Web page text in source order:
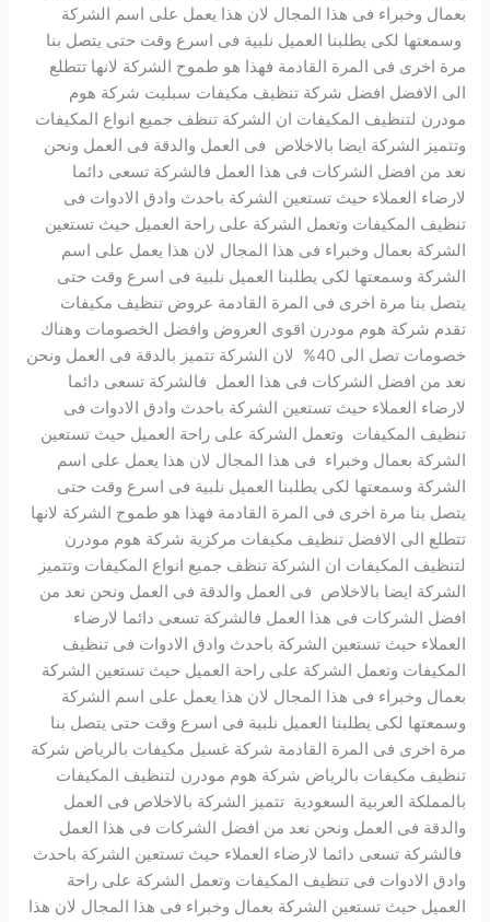
بعمال وخبراء فى هذا المجال لان هذا يعمل على اسم الشركة
وسمعتها لكى يطلبنا العميل نلبية فى اسرع وقت حتى يتصل بنا
مرة اخرى فى المرة القادمة فهذا هو طموح الشركة لانها تتطلع
الى الافضل افضل شركة تنظيف مكيفات سبليت شركة هوم
مودرن لتنظيف المكيفات ان الشركة تنظف جميع انواع المكيفات
وتتميز الشركة ايضا بالاخلاص فى العمل والدقة فى العمل ونحن
نعد من افضل الشركات فى هذا العمل فالشركة تسعى دائما
لارضاء العملاء حيث تستعين الشركة باحدث وادق الادوات فى
تنظيف المكيفات وتعمل الشركة على راحة العميل حيث تستعين
الشركة بعمال وخبراء فى هذا المجال لان هذا يعمل على اسم
الشركة وسمعتها لكى يطلبنا العميل نلبية فى اسرع وقت حتى
يتصل بنا مرة اخرى فى المرة القادمة عروض تنظيف مكيفات
تقدم شركة هوم مودرن اقوى العروض وافضل الخصومات وهناك
خصومات تصل الى 40% لان الشركة تتميز بالدقة فى العمل ونحن
نعد من افضل الشركات فى هذا العمل فالشركة تسعى دائما
لارضاء العملاء حيث تستعين الشركة باحدث وادق الادوات فى
تنظيف المكيفات وتعمل الشركة على راحة العميل حيث تستعين
الشركة بعمال وخبراء فى هذا المجال لان هذا يعمل على اسم
الشركة وسمعتها لكى يطلبنا العميل نلبية فى اسرع وقت حتى
يتصل بنا مرة اخرى فى المرة القادمة فهذا هو طموح الشركة لانها
تتطلع الى الافضل تنظيف مكيفات مركزية شركة هوم مودرن
لتنظيف المكيفات ان الشركة تنظف جميع انواع المكيفات وتتميز
الشركة ايضا بالاخلاص فى العمل والدقة فى العمل ونحن نعد من
افضل الشركات فى هذا العمل فالشركة تسعى دائما لارضاء
العملاء حيث تستعين الشركة باحدث وادق الادوات فى تنظيف
المكيفات وتعمل الشركة على راحة العميل حيث تستعين الشركة
بعمال وخبراء فى هذا المجال لان هذا يعمل على اسم الشركة
وسمعتها لكى يطلبنا العميل نلبية فى اسرع وقت حتى يتصل بنا
مرة اخرى فى المرة القادمة شركة غسيل مكيفات بالرياض شركة
تنظيف مكيفات بالرياض شركة هوم مودرن لتنظيف المكيفات
بالمملكة العربية السعودية تتميز الشركة بالاخلاص فى العمل
والدقة فى العمل ونحن نعد من افضل الشركات فى هذا العمل
فالشركة تسعى دائما لارضاء العملاء حيث تستعين الشركة باحدث
وادق الادوات فى تنظيف المكيفات وتعمل الشركة على راحة
العميل حيث تستعين الشركة بعمال وخبراء فى هذا المجال لان هذا